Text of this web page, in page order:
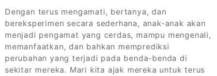
Dengan terus mengamati, bertanya, dan
bereksperimen secara sederhana, anak-anak akan
menjadi pengamat yang cerdas, mampu mengenali,
memanfaatkan, dan bahkan memprediksi
perubahan yang terjadi pada benda-benda di
sekitar mereka. Mari kita ajak mereka untuk terus